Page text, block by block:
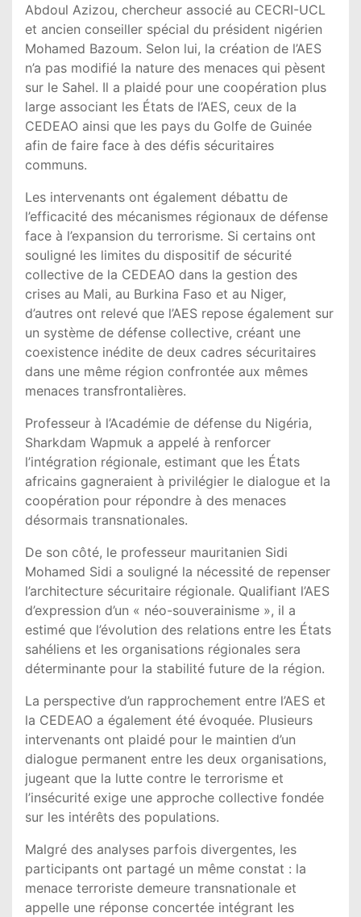
Abdoul Azizou, chercheur associé au CECRI-UCL
et ancien conseiller spécial du président nigérien
Mohamed Bazoum. Selon lui, la création de l’AES
n’a pas modifié la nature des menaces qui pèsent
sur le Sahel. Il a plaidé pour une coopération plus
large associant les États de l’AES, ceux de la
CEDEAO ainsi que les pays du Golfe de Guinée
afin de faire face à des défis sécuritaires
communs.
Les intervenants ont également débattu de
l’efficacité des mécanismes régionaux de défense
face à l’expansion du terrorisme. Si certains ont
souligné les limites du dispositif de sécurité
collective de la CEDEAO dans la gestion des
crises au Mali, au Burkina Faso et au Niger,
d’autres ont relevé que l’AES repose également sur
un système de défense collective, créant une
coexistence inédite de deux cadres sécuritaires
dans une même région confrontée aux mêmes
menaces transfrontalières.
Professeur à l’Académie de défense du Nigéria,
Sharkdam Wapmuk a appelé à renforcer
l’intégration régionale, estimant que les États
africains gagneraient à privilégier le dialogue et la
coopération pour répondre à des menaces
désormais transnationales.
De son côté, le professeur mauritanien Sidi
Mohamed Sidi a souligné la nécessité de repenser
l’architecture sécuritaire régionale. Qualifiant l’AES
d’expression d’un « néo-souverainisme », il a
estimé que l’évolution des relations entre les États
sahéliens et les organisations régionales sera
déterminante pour la stabilité future de la région.
La perspective d’un rapprochement entre l’AES et
la CEDEAO a également été évoquée. Plusieurs
intervenants ont plaidé pour le maintien d’un
dialogue permanent entre les deux organisations,
jugeant que la lutte contre le terrorisme et
l’insécurité exige une approche collective fondée
sur les intérêts des populations.
Malgré des analyses parfois divergentes, les
participants ont partagé un même constat : la
menace terroriste demeure transnationale et
appelle une réponse concertée intégrant les